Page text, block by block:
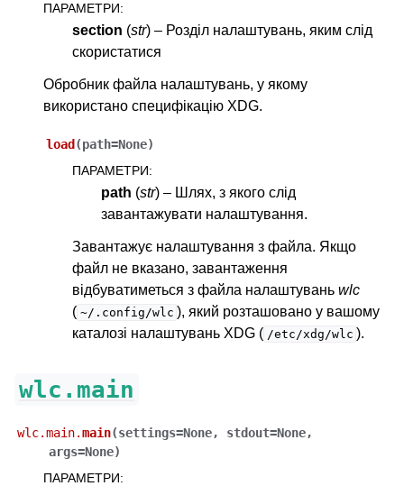
ПАРАМЕТРИ:
section (str) – Розділ налаштувань, яким слід
скористатися
Обробник файла налаштувань, у якому
використано специфікацію XDG.
load (path=None)
ПАРАМЕТРИ:
path (str) – Шлях, з якого слід
завантажувати налаштування.
Завантажує налаштування з файла. Якщо
файл не вказано, завантаження
відбуватиметься з файла налаштувань wlc
( ~/.config/wlc ), який розташовано у вашому
каталозі налаштувань XDG ( /etc/xdg/wlc ).
wlc.main
wlc.main.main(settings=None, stdout=None,
args=None)
ПАРАМЕТРИ: